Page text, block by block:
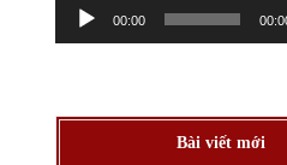
00:00
Bài viết mới